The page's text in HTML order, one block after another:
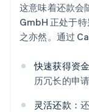
这意味着还款会
GmbH 正处于
之亦然。通过
快速获得资
历冗长的申
灵活还款：